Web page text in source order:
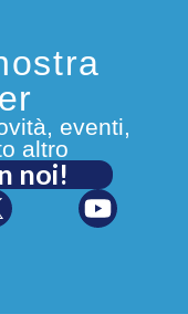
eventi,
altro
noi!